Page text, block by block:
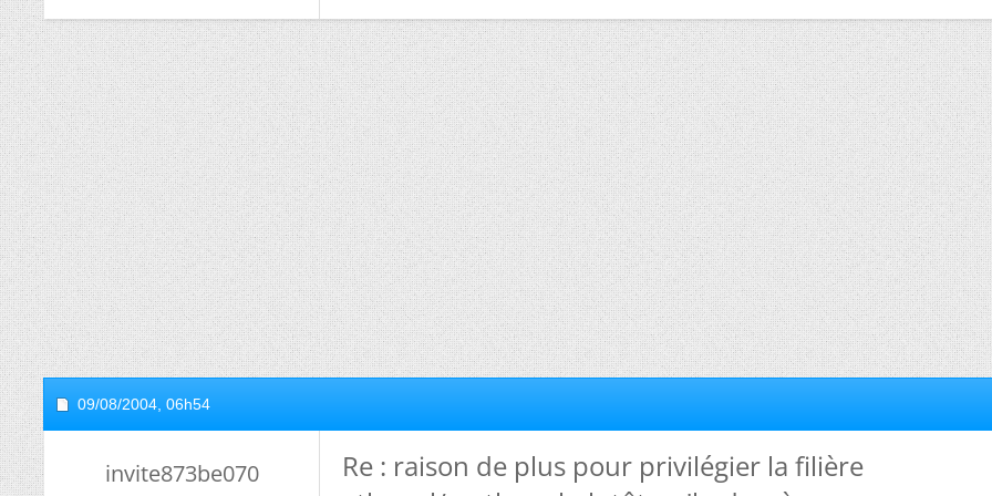
09/08/2004, 06h54
invite873be070
Re : raison de plus pour privilégier la filière